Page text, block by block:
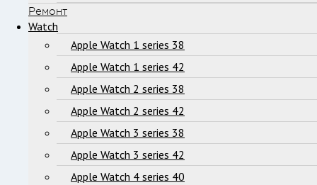
Ремонт
Watch
Apple Watch 1 series 38
Apple Watch 1 series 42
Apple Watch 2 series 38
Apple Watch 2 series 42
Apple Watch 3 series 38
Apple Watch 3 series 42
Apple Watch 4 series 40